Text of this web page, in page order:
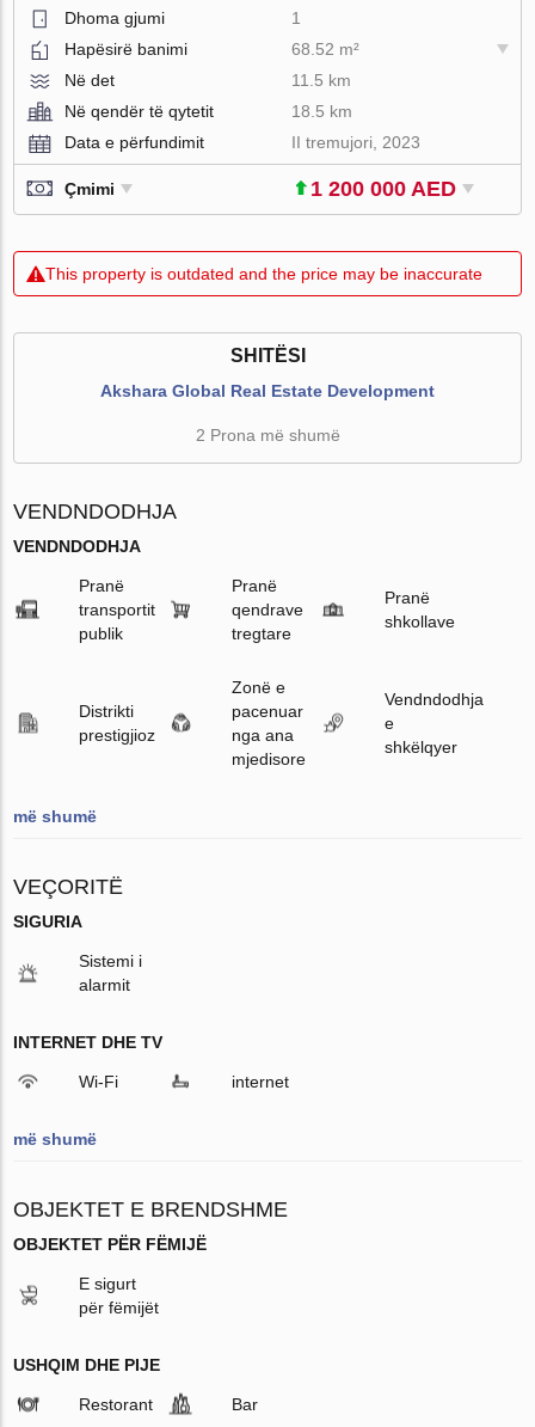
Dhoma gjumi
1
Hapësirë ​​banimi
68.52 m²
Në det
11.5 km
Në qendër të qytetit
18.5 km
Data e përfundimit
II tremujori, 2023
Çmimi 1 200 000 AED
This property is outdated and the price may be inaccurate
SHITËSI
Akshara Global Real Estate Development
2 Prona më shumë
VENDNDODHJA
VENDNDODHJA
Pranë
transportit
publik
Pranë
qendrave
tregtare
Pranë
shkollave
Distrikti
prestigjioz
Zonë e
pacenuar
nga ana
mjedisore
Vendndodhja
e
shkëlqyer
më shumë
VEÇORITË
SIGURIA
Sistemi i
alarmit
INTERNET DHE TV
Wi-Fi internet
më shumë
OBJEKTET E BRENDSHME
OBJEKTET PËR FËMIJË
E sigurt
për fëmijët
USHQIM DHE PIJE
Restorant Bar